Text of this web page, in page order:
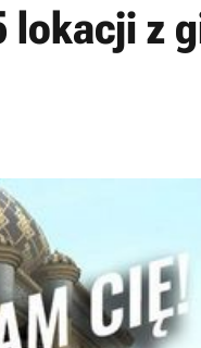
lokacji z